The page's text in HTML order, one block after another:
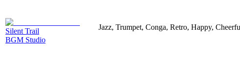
Silent Trail
BGM Studio
Jazz, Trumpet, Conga, Retro, Happy,